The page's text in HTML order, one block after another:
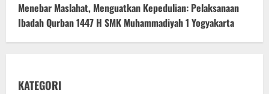
Menebar Maslahat, Menguatkan Kepedulian: Pelaksanaan
Ibadah Qurban 1447 H SMK Muhammadiyah 1 Yogyakarta
KATEGORI